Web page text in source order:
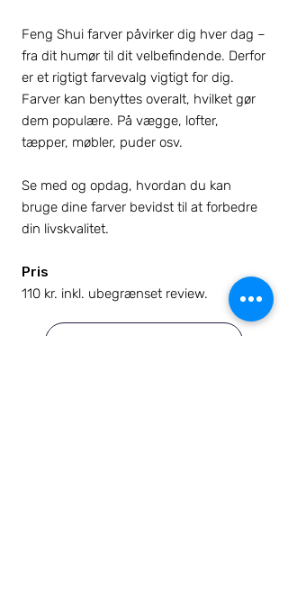
Feng Shui farver påvirker dig hver dag –
fra dit humør til dit velbefindende. Derfor
er et rigtigt farvevalg vigtigt for dig. ​
Farver kan benyttes overalt, hvilket gør
dem populære. På vægge, lofter,
tæpper, møbler, puder osv.
Se med og opdag, hvordan du kan
bruge dine farver bevidst til at forbedre
din livskvalitet.
Pris
110 kr. inkl. ubegrænset review.